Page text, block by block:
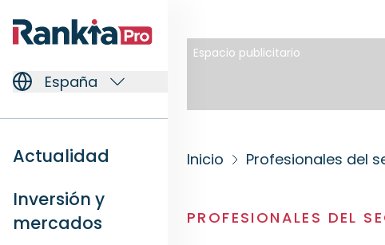
España
Actualidad
Inversión y
mercados
Espacio publicitario
Inicio Profesionales del
PROFESIONALES DEL